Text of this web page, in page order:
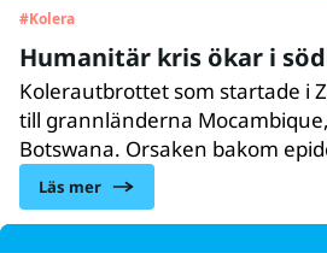
#Kolera
Humanitär kris ökar i
Kolerautbrottet som startade i
till grannländerna
Botswana. Orsaken bakom
rent dricksvatten och att
med avloppsvatten.
Läs mer